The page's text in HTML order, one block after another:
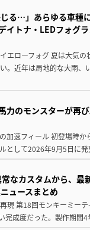
じる…」あらゆる車種
イトナ・LEDフォグ
エローフォグ 夏は大気
。近年は局地的な大雨、
力のモンスターが再
加速フィール 初登場時か
として2026年9月5日に
なカスタムから、最
ュースまとめ
現 第18回モンキーミー
完成度だった。製作期間